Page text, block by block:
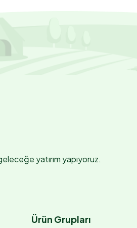
yatırım yapıyoruz.
Ürün Grupları